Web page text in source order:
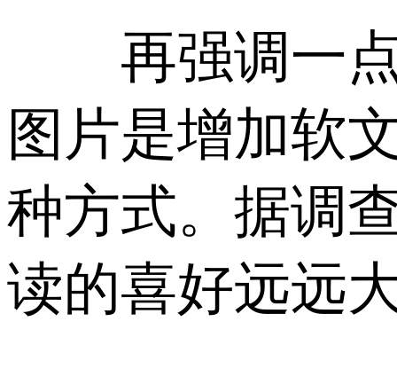
再强调一点
图片是增加软
种方式。据调
读的喜好远远